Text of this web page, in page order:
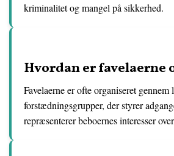
kriminalitet og mangel på sikkerhed.
Hvordan er favelaerne
Favelaerne er ofte organiseret
forstædningsgrupper, der styrer
repræsenterer beboernes interesser